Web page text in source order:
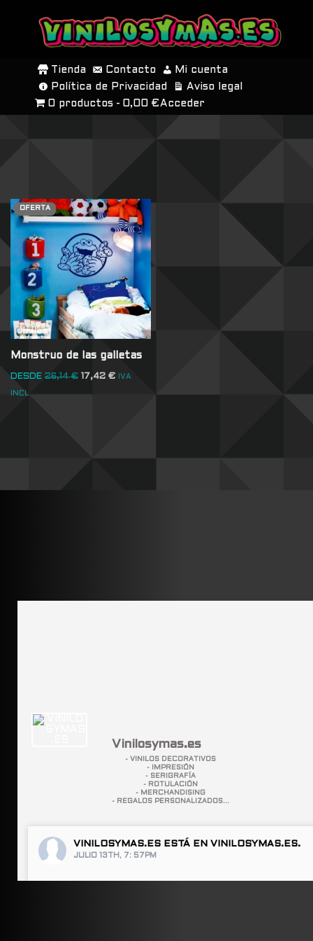
SALTAR
CONTENIDO
Tienda Contacto
Mi cuenta
Política de Privacidad
Aviso legal
0 productos
0,00 € Acceder
OFERTA
Monstruo de las galletas
DESDE 26,14€ 17,42 € IVA
INCL
Vinilosymas.es
- VINILOS DECORATIVOS
- IMPRESIÓN
- SERIGRAFÍA
- ROTULACIÓN
- MERCHANDISING
- REGALOS PERSONALIZADOS...
VINILOSYMAS.ES ESTÁ EN VINILOSYMAS.ES.
JULIO 13TH, 7: 57PM